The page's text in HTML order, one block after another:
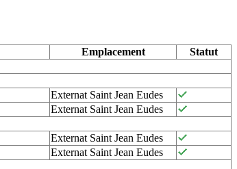
Emplacement
Statut
Externat Saint Jean Eudes
Externat Saint Jean Eudes
Externat Saint Jean Eudes
Externat Saint Jean Eudes